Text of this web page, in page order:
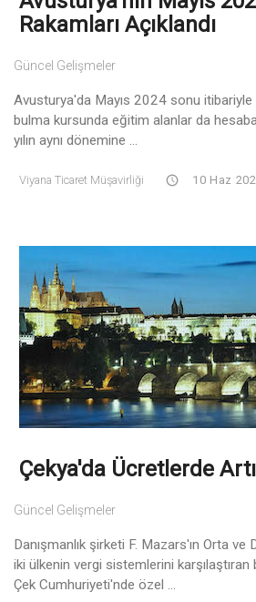
Rakamları Açıklandı
Güncel Gelişmeler
Avusturya'da Mayıs 2024 sonu itibariyle
bulma kursunda eğitim alanlar da hesaba
yılın aynı dönemine ...
Viyana Ticaret Müşavirliği 10 Haz
Çekya'da Ücretlerde
Güncel Gelişmeler
Danışmanlık şirketi F. Mazars'ın Orta
iki ülkenin vergi sistemlerini karşılaştıran
Çek Cumhuriyeti'nde özel ...